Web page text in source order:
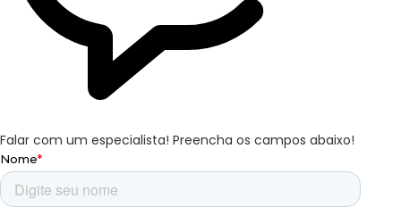
Falar com um especialista! Preencha os campos abaixo!